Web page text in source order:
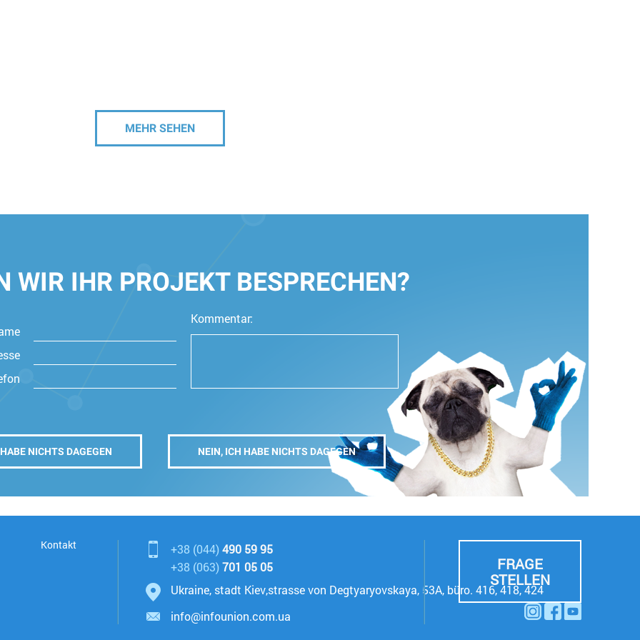
MEHR SEHEN
WIR IHR PROJEKT BESPRECHEN?
Kommentar:
Kontakt +38 (044)490 59 95
+38 (063)701 05 05
Ukraine, stadt Kiev,strasse von Degtyaryovskaya, 53A, büro. 416, 418, 424
info@infounion.com.ua
FRAGE
STELLEN